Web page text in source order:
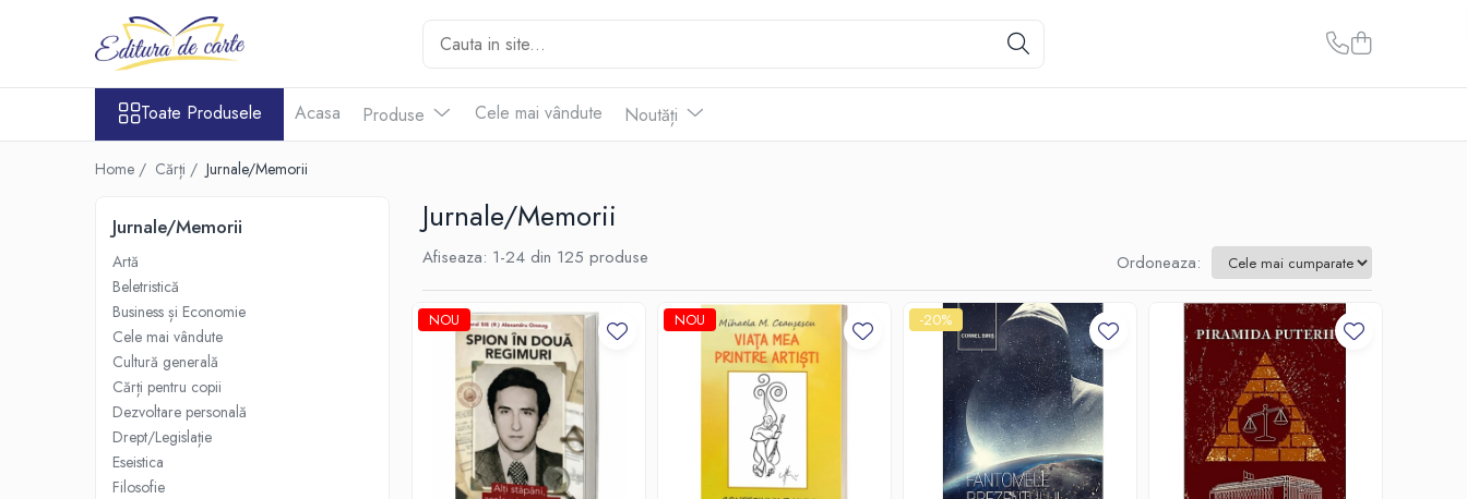
Toate Produsele
Capital
Evenimentul Zilei
Business și Economie
Cele mai vândute
Cultură generală
Cărți pentru copii
Dezvoltare personală
Drept/Legislație
Comunicate
Reviste
Toate Produsele Acasa Produse Cele mai vândute Noutăți
Home / Cărți / Jurnale/Memorii
Jurnale/Memorii
Jurnale/Memorii
Artă
Beletristică
Business și Economie
Cele mai vândute
Cultură generală
Cărți pentru copii
Dezvoltare personală
Drept/Legislație
Eseistica
Filosofie
Afiseaza: 1-24 din 125 produse Ordoneaza:
NOU NOU -20%